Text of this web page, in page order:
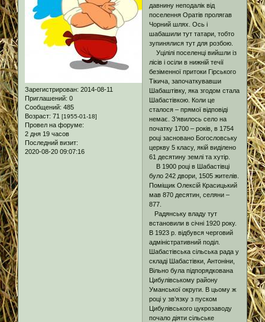
Зарегистрирован: 2014-08-11
Приглашений: 0
Сообщений: 485
Возраст: 71 [1955-01-18]
Провел на форуме:
2 дня 19 часов
Последний визит:
2020-08-20 09:07:16
давнину неподалік від
поселення Оратів пролягав
Чорний шлях. Ось і
шабашили тут татари, тобто
зупинялися тут для розбою.
Уцілілі поселенці вийшли із
лісів і осіли в нижній течії
безіменної притоки Гірського
Тікича, започаткувавши
Шабаштівку, яка згодом стала
Шабастівкою. Коли це
сталося – прямої відповіді
немає. З’явилось село на
початку 1700 – років, в 1754
році засновано Богословську
церкву 5 класу, якій виділено
61 десятину землі та хутір.
В 1900 році в Шабастівці
було 242 двори, 1505 жителів.
Поміщик Олексій Красицький
мав 870 десятин, селяни –
877.
Радянську владу тут
встановили в січні 1920 року.
В 1923 р. відбувся черговий
адміністративний поділ.
Шабастівська сільська рада у
складі Шабастівки, Антоніни,
Вільно була підпорядкована
Цибулівському району
Уманської округи. В цьому ж
році у зв’язку з пуском
Цибулівського цукрозаводу
почало діяти сільське